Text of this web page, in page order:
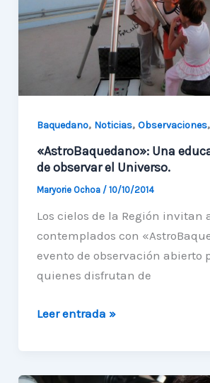
Baquedano, Noticias, Observaciones,
«AstroBaquedano»: Una
de observar el Universo.
Maryorie Ochoa / 10/10/2014
Los cielos de la Región invitan
contemplados con
evento de observación abierto
quienes disfrutan de
«AstroBaquedano»:
forma
Leer entrada »